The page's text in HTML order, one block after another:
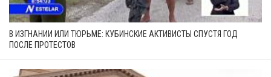
В ИЗГНАНИИ ИЛИ ТЮРЬМЕ: КУБИНСКИЕ АКТИВИСТЫ СПУСТЯ ГОД
ПОСЛЕ ПРОТЕСТОВ